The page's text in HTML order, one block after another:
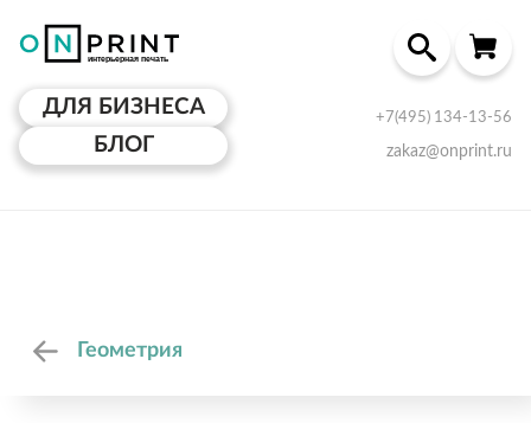
ДЛЯ БИЗНЕСА
БЛОГ
+7(495) 134-13-56
zakaz@onprint.ru
Геометрия